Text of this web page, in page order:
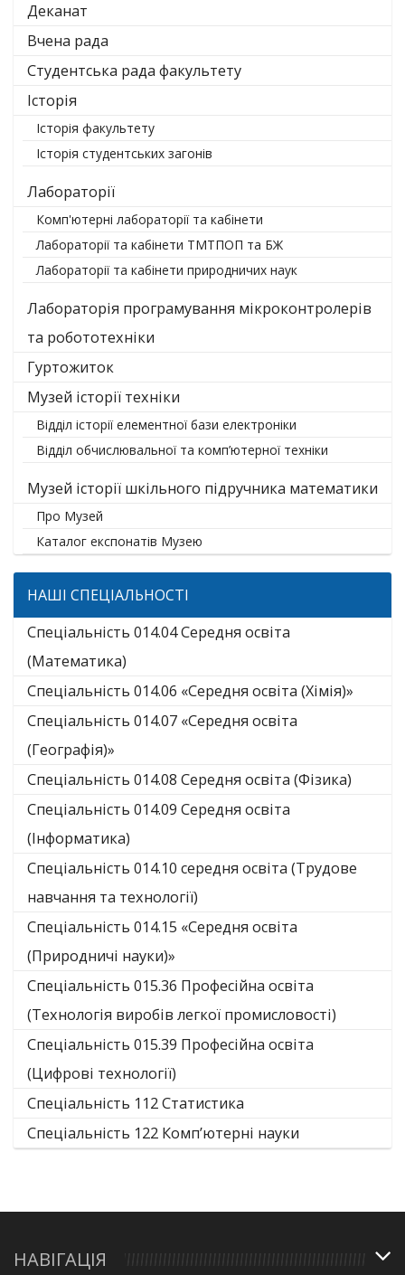
Деканат
Вчена рада
Студентська рада факультету
Історія
Історія факультету
Історія студентських загонів
Лабораторії
Комп'ютерні лабораторії та кабінети
Лабораторії та кабінети ТМТПОП та БЖ
Лабораторії та кабінети природничих наук
Лабораторія програмування мікроконтролерів
та робототехніки
Гуртожиток
Музей історії техніки
Відділ історії елементної бази електроніки
Відділ обчислювальної та комп’ютерної техніки
Музей історії шкільного підручника математики
Про Музей
Каталог експонатів Музею
НАШІ СПЕЦІАЛЬНОСТІ
Спеціальність 014.04 Середня освіта
(Математика)
Спеціальність 014.06 «Середня освіта (Хімія)»
Спеціальність 014.07 «Середня освіта
(Географія)»
Спеціальність 014.08 Середня освіта (Фізика)
Спеціальність 014.09 Середня освіта
(Інформатика)
Спеціальність 014.10 середня освіта (Трудове
навчання та технології)
Спеціальність 014.15 «Середня освіта
(Природничі науки)»
Спеціальність 015.36 Професійна освіта
(Технологія виробів легкої промисловості)
Спеціальність 015.39 Професійна освіта
(Цифрові технології)
Спеціальність 112 Статистика
Спеціальність 122 Комп’ютерні науки
НАВІГАЦІЯ